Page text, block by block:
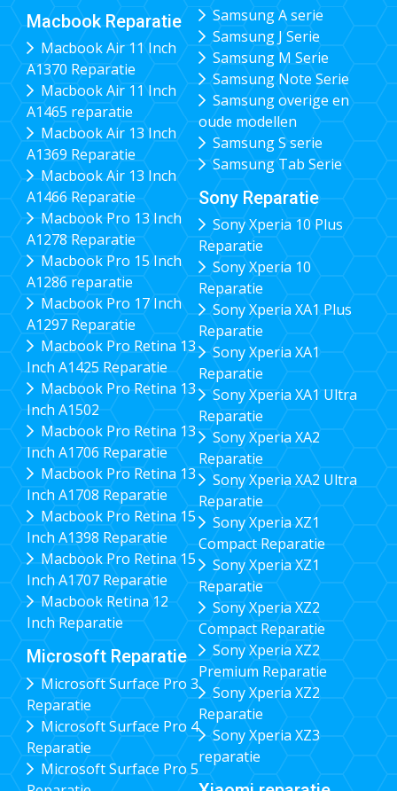
Macbook Reparatie
Macbook Air 11 Inch
A1370 Reparatie
Macbook Air 11 Inch
A1465 reparatie
Macbook Air 13 Inch
A1369 Reparatie
Macbook Air 13 Inch
A1466 Reparatie
Macbook Pro 13 Inch
A1278 Reparatie
Macbook Pro 15 Inch
A1286 reparatie
Macbook Pro 17 Inch
A1297 Reparatie
Macbook Pro Retina 13
Inch A1425 Reparatie
Macbook Pro Retina 13
Inch A1502
Macbook Pro Retina 13
Inch A1706 Reparatie
Macbook Pro Retina 13
Inch A1708 Reparatie
Macbook Pro Retina 15
Inch A1398 Reparatie
Macbook Pro Retina 15
Inch A1707 Reparatie
Macbook Retina 12
Inch Reparatie
Microsoft Reparatie
Microsoft Surface Pro 3
Reparatie
Microsoft Surface Pro 4
Reparatie
Microsoft Surface Pro 5
Samsung A serie
Samsung J Serie
Samsung M Serie
Samsung Note Serie
Samsung overige en
oude modellen
Samsung S serie
Samsung Tab Serie
Sony Reparatie
Sony Xperia 10 Plus
Reparatie
Sony Xperia 10
Reparatie
Sony Xperia XA1 Plus
Reparatie
Sony Xperia XA1
Reparatie
Sony Xperia XA1 Ultra
Reparatie
Sony Xperia XA2
Reparatie
Sony Xperia XA2 Ultra
Reparatie
Sony Xperia XZ1
Compact Reparatie
Sony Xperia XZ1
Reparatie
Sony Xperia XZ2
Compact Reparatie
Sony Xperia XZ2
Premium Reparatie
Sony Xperia XZ2
Reparatie
Sony Xperia XZ3
reparatie